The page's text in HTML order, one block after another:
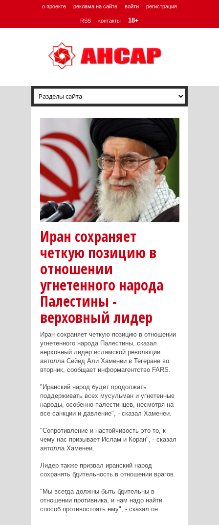
о проекте реклама на сайте войти регистрация
RSS контакты 18+
Иран сохраняет
четкую позицию в
отношении
угнетенного народа
Палестины -
верховный лидер
Иран сохраняет четкую позицию в отношении
угнетенного народа Палестины, сказал
верховный лидер исламской революции
аятолла Сейед Али Хаменеи в Тегеране во
вторник, сообщает информагентство FARS.
"Иранский народ будет продолжать
поддерживать всех мусульман и угнетенные
народы, особенно палестинцев, несмотря на
все санкции и давление", - сказал Хаменеи.
"Сопротивление и настойчивость это то, к
чему нас призывает Ислам и Коран", - сказал
аятолла Хаменеи.
Лидер также призвал иранский народ
сохранять бдительность в отношении врагов.
"Мы всегда должны быть бдительны в
отношении противника, и нам надо найти
способ противостоять ему", - сказал он.